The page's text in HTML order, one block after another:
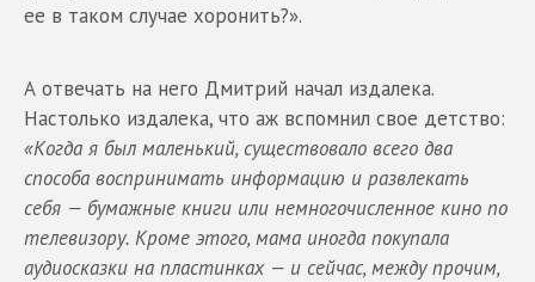
ее в таком случае хоронить?».
А отвечать на него Дмитрий начал издалека.
Настолько издалека, что аж вспомнил свое детство:
«Когда я был маленький, существовало всего два
способа воспринимать информацию и развлекать
себя — бумажные книги или немногочисленное кино по
телевизору. Кроме этого, мама иногда покупала
аудиосказки на пластинках — и сейчас, между прочим,